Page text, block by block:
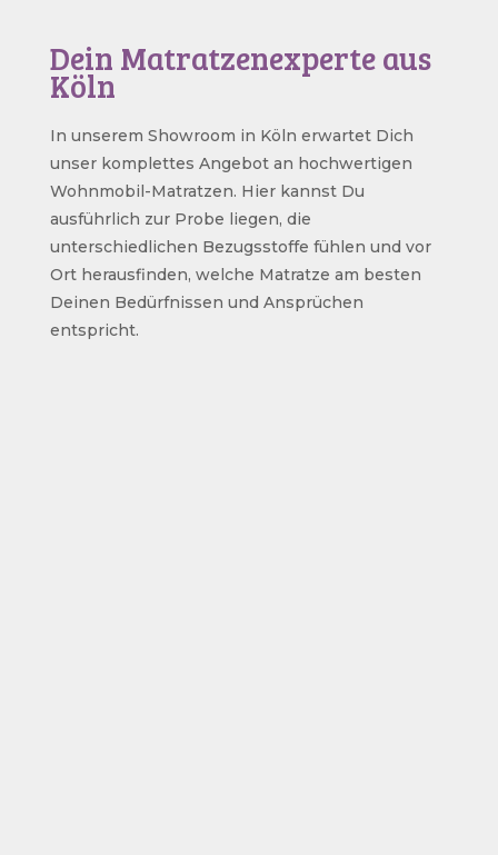
Dein Matratzenexperte aus
Köln
In unserem Showroom in Köln erwartet Dich
unser komplettes Angebot an hochwertigen
Wohnmobil-Matratzen. Hier kannst Du
ausführlich zur Probe liegen, die
unterschiedlichen Bezugsstoffe fühlen und vor
Ort herausfinden, welche Matratze am besten
Deinen Bedürfnissen und Ansprüchen
entspricht.